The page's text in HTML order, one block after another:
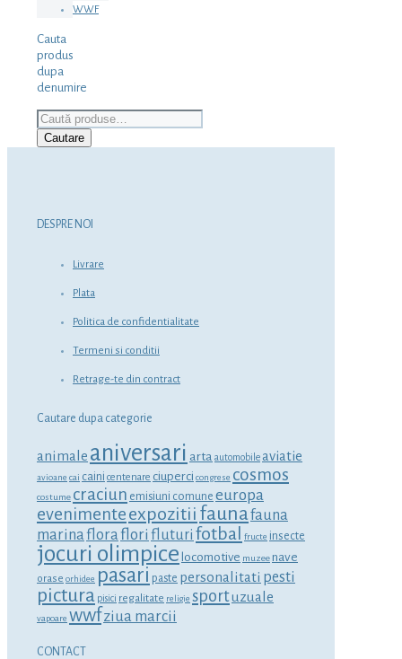
WWF
Cauta
produs
dupa
denumire
Caută
după:
Cautare
DESPRE NOI
Livrare
Plata
Politica de confidentialitate
Termeni si conditii
Retrage-te din contract
Cautare dupa categorie
animale aniversari arta automobile aviatie
avioane cai caini centenare ciuperci congrese cosmos
costume craciun emisiuni comune europa
evenimenteexpozitii faunafauna
marinafloraflori fluturi fotbal fructe insecte
jocuri olimpice locomotive muzeenave
orase orhidee pasari paste personalitati pesti
pictura pisici regalitate religie sportuzuale
vapoare wwfziua marcii
CONTACT